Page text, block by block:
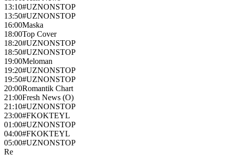
13:10#UZNONSTOP
13:50#UZNONSTOP
16:00Maska
18:00Top Cover
18:20#UZNONSTOP
18:50#UZNONSTOP
19:00Meloman
19:20#UZNONSTOP
19:50#UZNONSTOP
20:00Romantik Chart
21:00Fresh News (О)
21:10#UZNONSTOP
23:00#FKOKTEYL
01:00#UZNONSTOP
04:00#FKOKTEYL
05:00#UZNONSTOP
Re